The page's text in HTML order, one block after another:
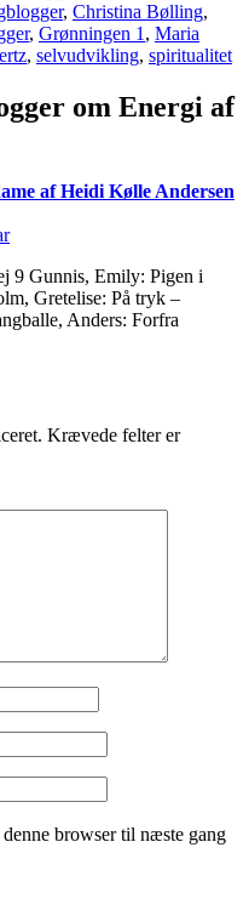
, Christina Bølling,
, Grønningen 1 , Maria
, selvudvikling, spiritualitet
om Energi af
af Heidi Kølle Andersen
9 Gunnis, Emily: Pigen i
Gretelise: På tryk –
Anders: Forfra
Krævede felter er
browser til næste gang